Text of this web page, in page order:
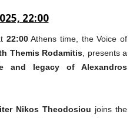
22:00
22:00Athens time, the Voice of
Themis Rodamitis , presents a
legacy of Alexandros
Nikos Theodosiou joins the